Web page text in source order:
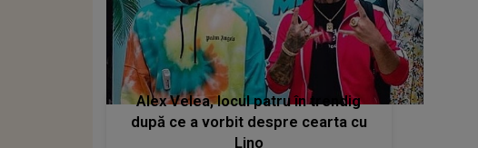
Alex Velea, locul patru în trendig
după ce a vorbit despre cearta cu
Lino